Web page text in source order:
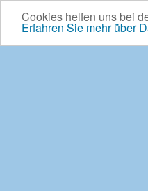
Cookies helfen uns bei
Erfahren Sie mehr über